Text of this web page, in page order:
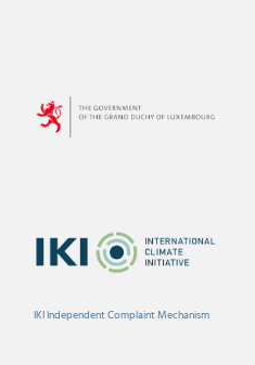
IKI Independent Complaint Mechanism